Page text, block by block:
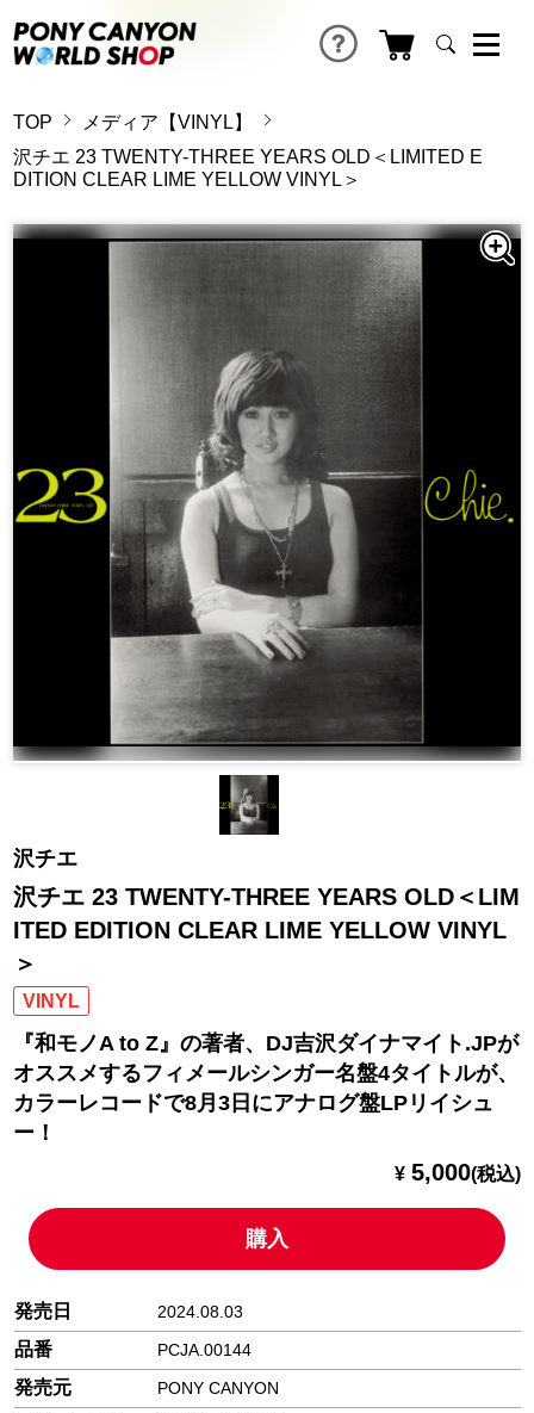
TOP
メディア【VINYL】
沢チエ 23 TWENTY-THREE YEARS OLD＜LIMITED E
DITION CLEAR LIME YELLOW VINYL＞
沢チエ
沢チエ 23 TWENTY-THREE YEARS OLD＜LIM
ITED EDITION CLEAR LIME YELLOW VINYL
＞
VINYL
『和モノA to Z』の著者、DJ吉沢ダイナマイト.JPが
オススメするフィメールシンガー名盤4タイトルが、
カラーレコードで8月3日にアナログ盤LPリイシュ
ー！
¥ 5,000(税込)
購入
発売日 2024.08.03
品番 PCJA.00144
発売元 PONY CANYON